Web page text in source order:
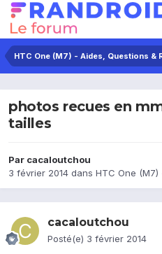
HTC One (M7) - Aides, Questions &
photos recues en
tailles
Par cacaloutchou
3 février 2014 dans HTC One
cacaloutchou
Posté(e) 3 février 2014